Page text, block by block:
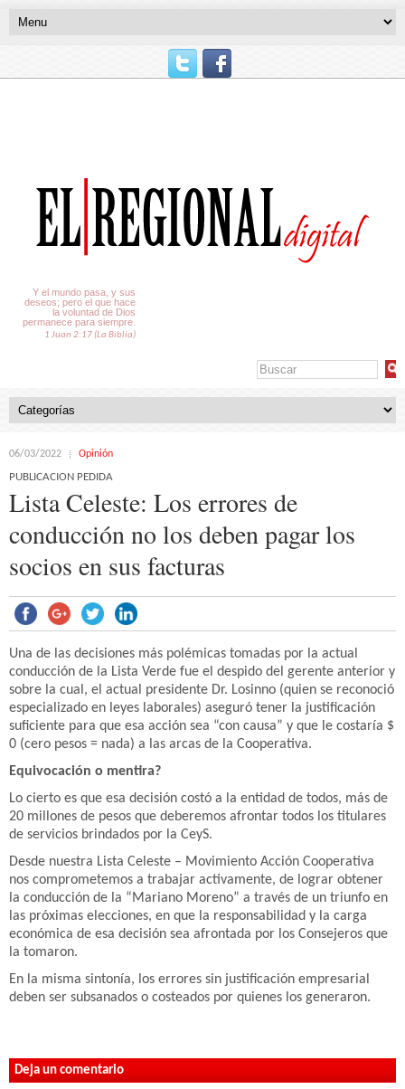
Y el mundo pasa, y sus
deseos; pero el que hace
la voluntad de Dios
permanece para siempre.
1 Juan 2:17 (La Biblia)
06/03/2022 Opinión
PUBLICACION PEDIDA
Lista Celeste: Los errores de
conducción no los deben pagar los
socios en sus facturas
Una de las decisiones más polémicas tomadas por la actual
conducción de la Lista Verde fue el despido del gerente anterior y
sobre la cual, el actual presidente Dr. Losinno (quien se reconoció
especializado en leyes laborales) aseguró tener la justificación
suficiente para que esa acción sea “con causa” y que le costaría $
0 (cero pesos = nada) a las arcas de la Cooperativa.
Equivocación o mentira?
Lo cierto es que esa decisión costó a la entidad de todos, más de
20 millones de pesos que deberemos afrontar todos los titulares
de servicios brindados por la CeyS.
Desde nuestra Lista Celeste – Movimiento Acción Cooperativa
nos comprometemos a trabajar activamente, de lograr obtener
la conducción de la “Mariano Moreno” a través de un triunfo en
las próximas elecciones, en que la responsabilidad y la carga
económica de esa decisión sea afrontada por los Consejeros que
la tomaron.
En la misma sintonía, los errores sin justificación empresarial
deben ser subsanados o costeados por quienes los generaron.
Deja un comentario